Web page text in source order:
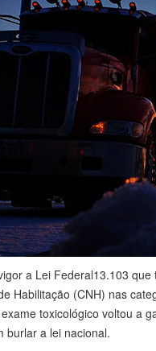
a Lei Federal13.103
Habilitação (CNH) nas
toxicológico voltou a
burlar a lei nacional.